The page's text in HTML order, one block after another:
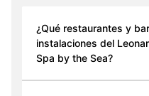
¿Qué restaurantes y
instalaciones del
Spa by the Sea?